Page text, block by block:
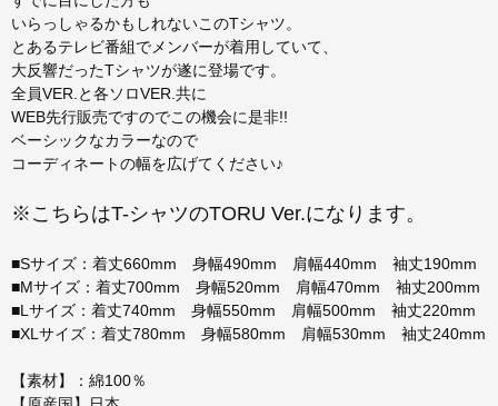
いらっしゃるかもしれないこのTシャツ。
とあるテレビ番組でメンバーが着用していて、
大反響だったTシャツが遂に登場です。
全員VER.と各ソロVER.共に
WEB先行販売ですのでこの機会に是非!!
ベーシックなカラーなので
コーディネートの幅を広げてください♪
※こちらはT-シャツのTORU Ver.になります。
■Sサイズ：着丈660mm 身幅490mm 肩幅440mm 袖丈190mm
■Mサイズ：着丈700mm 身幅520mm 肩幅470mm 袖丈200mm
■Lサイズ：着丈740mm 身幅550mm 肩幅500mm 袖丈220mm
■XLサイズ：着丈780mm 身幅580mm 肩幅530mm 袖丈240mm
【素材】：綿100％